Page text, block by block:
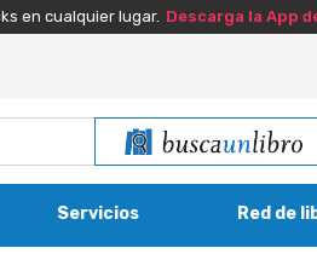
en cualquier lugar. Descarga la App
Servicios Red de